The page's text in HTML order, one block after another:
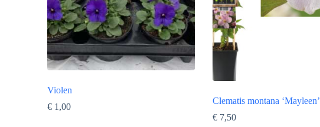
Violen
€ 1,00
Clematis montana ‘Mayleen’
€7,50